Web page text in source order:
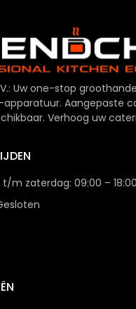
Uw one-stop
Aangepaste
Verhoog uw
m zaterdag: 09:00 – 18:00